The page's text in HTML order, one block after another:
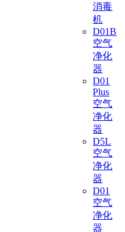
消毒
机
D01B
空气
净化
器
D01
Plus
空气
净化
器
D5L
空气
净化
器
D01
空气
净化
器